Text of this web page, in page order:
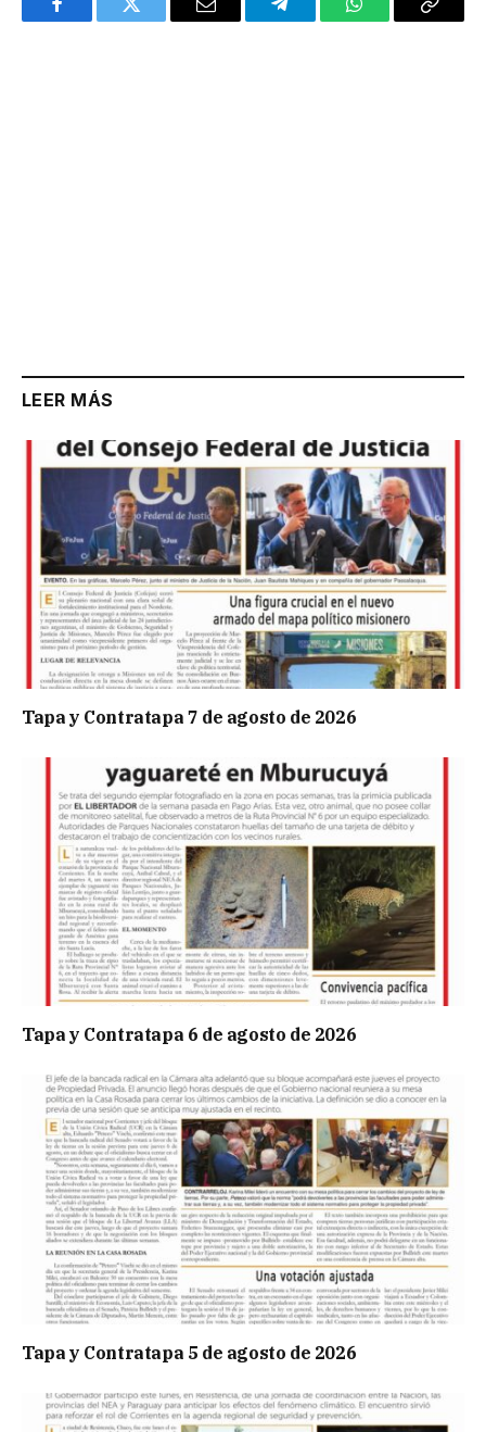
FacebookTwitter Email TelegramWhatsAppCopy
LEER MÁS
Tapa y Contratapa 7 de agosto de 2026
Tapa y Contratapa 6 de agosto de 2026
Tapa y Contratapa 5 de agosto de 2026